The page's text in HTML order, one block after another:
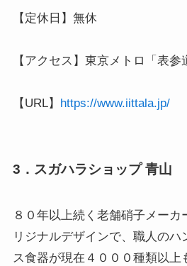
【定休日】無休
【アクセス】東京メトロ「表
【URL】 https://www.iittala.jp/
3．スガハラショップ 青山
８０年以上続く老舗硝子メーカ
リジナルデザインで、職人のハ
ス食器が現在４０００種類以上